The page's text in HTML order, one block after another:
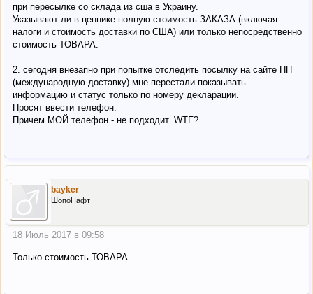
при пересылке со склада из сша в Украину.
Указывают ли в ценнике полную стоимость ЗАКАЗА (включая
налоги и стоимость доставки по США) или только непосредственно
стоимость ТОВАРА.
2. сегодня внезапно при попытке отследить посылку на сайте НП
(международную доставку) мне перестали показывать
информацию и статус только по номеру декларации.
Просят ввести телефон.
Причем МОЙ телефон - не подходит. WTF?
bayker
ШопоНафт
18 Июль 2017 в 09:58
Только стоимость ТОВАРА.